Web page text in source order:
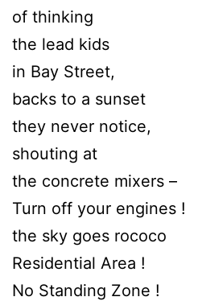
of thinking
the lead kids
in Bay Street,
backs to a sunset
they never notice,
shouting at
the concrete mixers –
Turn off your engines !
the sky goes rococo
Residential Area !
No Standing Zone !